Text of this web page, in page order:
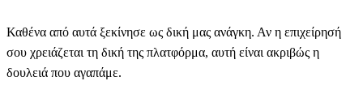
Καθένα από αυτά ξεκίνησε ως δική μας ανάγκη. Αν η επιχείρησή
σου χρειάζεται τη δική της πλατφόρμα, αυτή είναι ακριβώς η
δουλειά που αγαπάμε.